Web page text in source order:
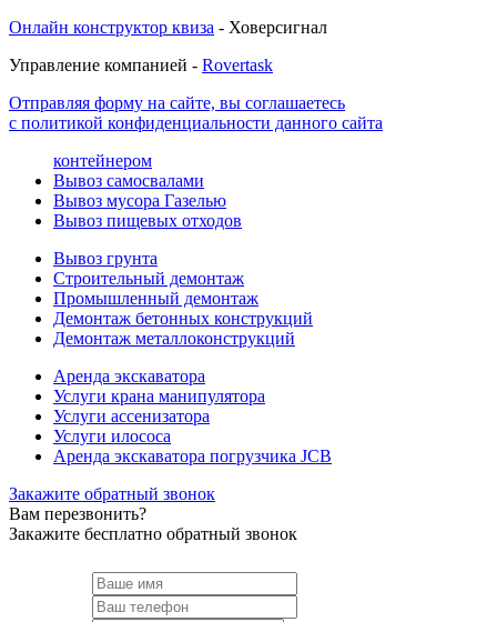
Онлайн конструктор квиза - Ховерсигнал
Управление компанией - Rovertask
Отправляя форму на сайте, вы соглашаетесь
с политикой конфиденциальности данного сайта
контейнером
Вывоз самосвалами
Вывоз мусора Газелью
Вывоз пищевых отходов
Вывоз грунта
Строительный демонтаж
Промышленный демонтаж
Демонтаж бетонных конструкций
Демонтаж металлоконструкций
Аренда экскаватора
Услуги крана манипулятора
Услуги ассенизатора
Услуги илососа
Аренда экскаватора погрузчика JCB
Закажите обратный звонок
Вам перезвонить?
Закажите бесплатно обратный звонок